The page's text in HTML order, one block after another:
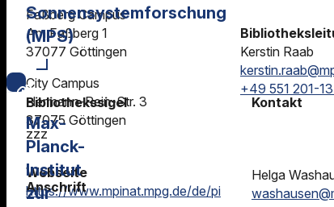
Faßberg Campus
Am Faßberg 1
37077 Göttingen
City Campus
Hermann-Rein-Str. 3
37075 Göttingen
Webseite
https://www.mpinat.mpg.de/de/pi
Kerstin Raab
+49 551 201-
Sonnensystemforschung
(MPS)
Bibliothekssigel
zzz
Anschrift
Kontakt
Helga
Max-
Planck-
Institut
zur